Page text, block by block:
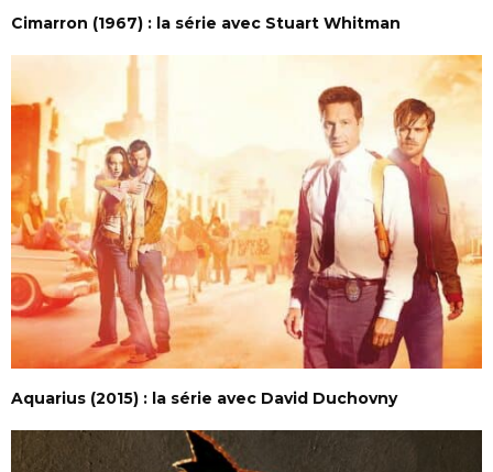
Cimarron (1967) : la série avec Stuart Whitman
Aquarius (2015) : la série avec David Duchovny